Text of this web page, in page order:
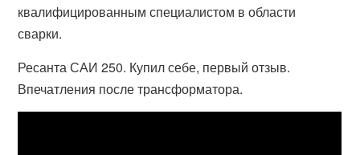
квалифицированным специалистом в области
сварки.
Ресанта САИ 250. Купил себе, первый отзыв.
Впечатления после трансформатора.